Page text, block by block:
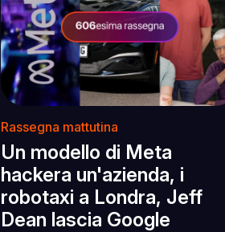
Rassegna mattutina
Un modello di Meta
hackera un'azienda, i
robotaxi a Londra, Jeff
Dean lascia Google